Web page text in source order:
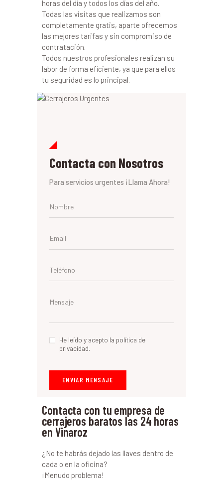
horas del día y todos los días del año.
Todas las visitas que realizamos son
completamente gratis, aparte ofrecemos
las mejores tarifas y sin compromiso de
contratación.
Todos nuestros profesionales realizan su
labor de forma eficiente, ya que para ellos
tu seguridad es lo principal.
Contacta con Nosotros
Para servicios urgentes ¡Llama Ahora!
He leído y acepto la política de
privacidad.
Contacta con tu empresa de
cerrajeros baratos las 24 horas
en Vinaroz
¿No te habrás dejado las llaves dentro de
cada o en la oficina?
¡Menudo problema!